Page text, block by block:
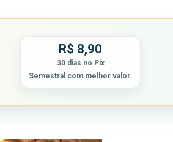
R$ 8,90
30 dias no Pix
Semestral com melhor valor.